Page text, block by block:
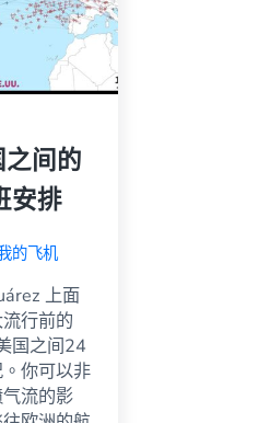
间的
安排
的飞机
上面
行前的
国之间24
你可以非
流的影